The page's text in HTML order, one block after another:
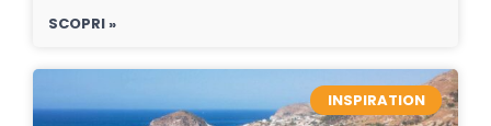
SCOPRI »
INSPIRATION